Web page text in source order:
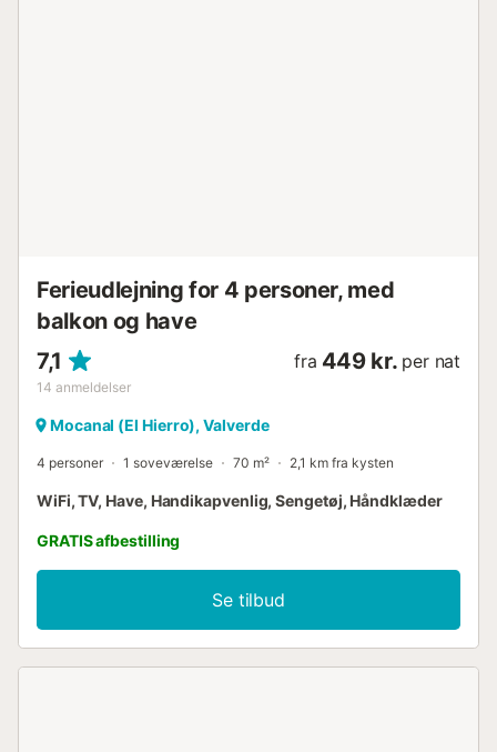
Ferieudlejning for 4 personer, med
balkon og have
7,1
14 anmeldelser
fra 449 kr. per nat
Mocanal (El Hierro), Valverde
4 personer 1 soveværelse 70 m² 2,1 km fra kysten
WiFi, TV, Have, Handikapvenlig, Sengetøj, Håndklæder
GRATIS afbestilling
Se tilbud